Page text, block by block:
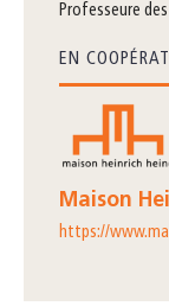
Professeure
EN
Maison
https://